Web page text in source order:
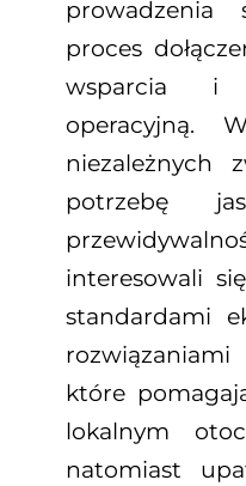
prowadzenia
proces
wsparcia i
operacyjną.
niezależnych
potrzebę
interesowali
standardami
które
lokalnym
natomiast